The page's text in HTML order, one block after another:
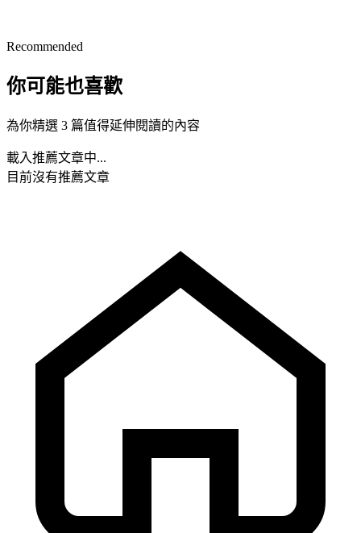
Recommended
你可能也喜歡
為你精選 3 篇值得延伸閱讀的內容
載入推薦文章中...
目前沒有推薦文章